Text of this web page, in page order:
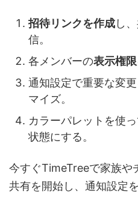
招待リンクを作成し
信。
各メンバーの表示権
通知設定で重要な変
マイズ。
カラーパレットを使
状態にする。
今すぐTimeTreeで家族や
共有を開始し、通知設定